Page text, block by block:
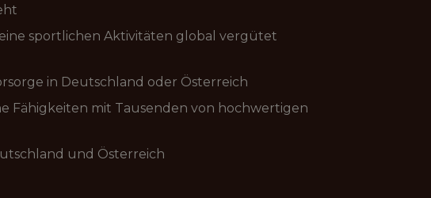
sportlichen Aktivitäten global vergütet
in Deutschland oder Österreich
Fähigkeiten mit Tausenden von hochwertigen
und Österreich